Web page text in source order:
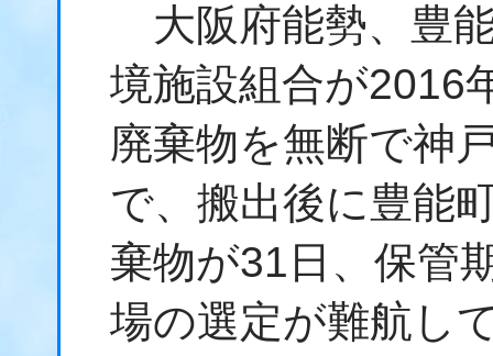
大阪府能勢、豊
境施設組合が2016
廃棄物を無断で神
で、搬出後に豊能
棄物が31日、保管
場の選定が難航し